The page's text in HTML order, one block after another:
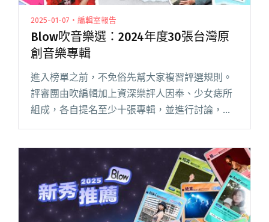
2025-01-07・編輯室報告
Blow吹音樂選：2024年度30張台灣原
創音樂專輯
進入榜單之前，不免俗先幫大家複習評選規則。
評審團由吹編輯加上資深樂評人因奉、少女痣所
組成，各自提名至少十張專輯，並進行討論，留
HYUKOH《AAA》、當代電影閱讀全文 "Blow吹音
樂選：2024年度30張台灣原創音樂專輯"